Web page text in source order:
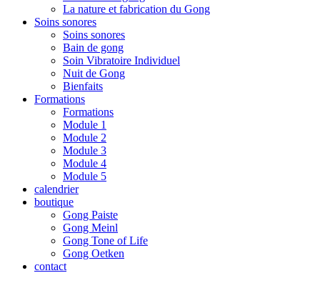
La nature et fabrication du Gong
Soins sonores
Soins sonores
Bain de gong
Soin Vibratoire Individuel
Nuit de Gong
Bienfaits
Formations
Formations
Module 1
Module 2
Module 3
Module 4
Module 5
calendrier
boutique
Gong Paiste
Gong Meinl
Gong Tone of Life
Gong Oetken
contact